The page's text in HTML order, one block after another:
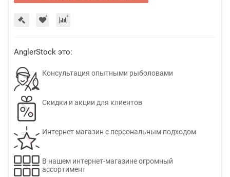
AnglerStock это:
Консультация опытными рыболовами
Скидки и акции для клиентов
Интернет магазин с персональным подходом
В нашем интернет-магазине огромный
ассортимент